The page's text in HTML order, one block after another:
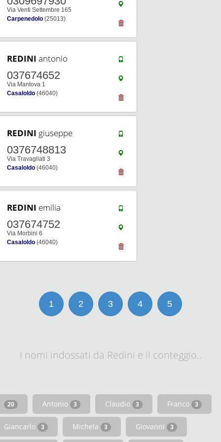
Via Venti Settembre 165
Carpenedolo (25013)
REDINI antonio
037674652
Via Mantova 1
Casaloldo (46040)
REDINI giuseppe
0376748813
Via Travagliati 3
Casaloldo (46040)
REDINI emilia
037674752
Via Morbini 6
Casaloldo (46040)
1 2 3 4 5
i nomi indossati da Redini e il conteggio..
20 Antonio 3 Claudio 3 Franco 3
Giancarlo 3 Michela 3 Giovanni 3